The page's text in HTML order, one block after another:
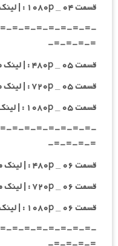
قسمت ۰۴ _ ۱۰۸۰p : | لینک مستقیم |
=-=-=-=-=-=-=-
=-=-=-=-
قسمت ۰۵ _ ۴۸۰p : | لینک مستقیم |
قسمت ۰۵ _ ۷۲۰p : | لینک مستقیم |
قسمت ۰۵ _ ۱۰۸۰p : | لینک مستقیم |
=-=-=-=-=-=-=-
=-=-=-=-
قسمت ۰۶ _ ۴۸۰p : | لینک مستقیم |
قسمت ۰۶ _ ۷۲۰p : | لینک مستقیم |
قسمت ۰۶ _ ۱۰۸۰p : | لینک مستقیم |
=-=-=-=-=-=-=-